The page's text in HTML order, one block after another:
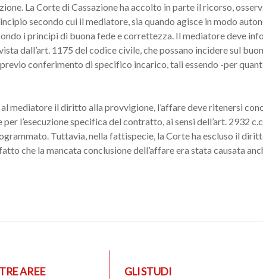
La Corte di Cassazione ha accolto in parte il ricorso,
secondo cui il mediatore, sia quando agisce in modo
i principi di buona fede e correttezza. Il mediatore deve
dall’art. 1175 del codice civile, che possano incidere sul
conferimento di specifico incarico, tali essendo -per
mediatore il diritto alla provvigione, l’affare deve ritenersi
l’esecuzione specifica del contratto, ai sensi dell’art. 2932
Tuttavia, nella fattispecie, la Corte ha escluso il
che la mancata conclusione dell’affare era stata causata
AREE GLI STUDI